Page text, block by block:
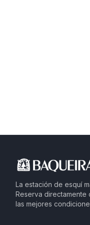
La estación de esquí
Reserva
las mejores